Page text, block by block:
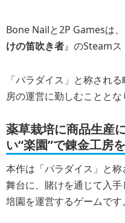
Bone Nailと2P Gamesは
けの笛吹き者』のSteam
「パラダイス」と称され
房の運営に勤しむこととな
薬草栽培に商品生産
い“楽園”で錬金工房
本作は「パラダイス」と
舞台に、賭けを通じて入
培園を運営するゲームです。